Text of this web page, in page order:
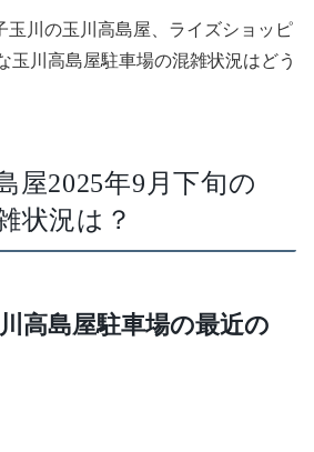
玉川の玉川高島屋、ライズショッピ
玉川高島屋駐車場の混雑状況はどう
屋2025年9月下旬の
状況は？
高島屋駐車場の最近の